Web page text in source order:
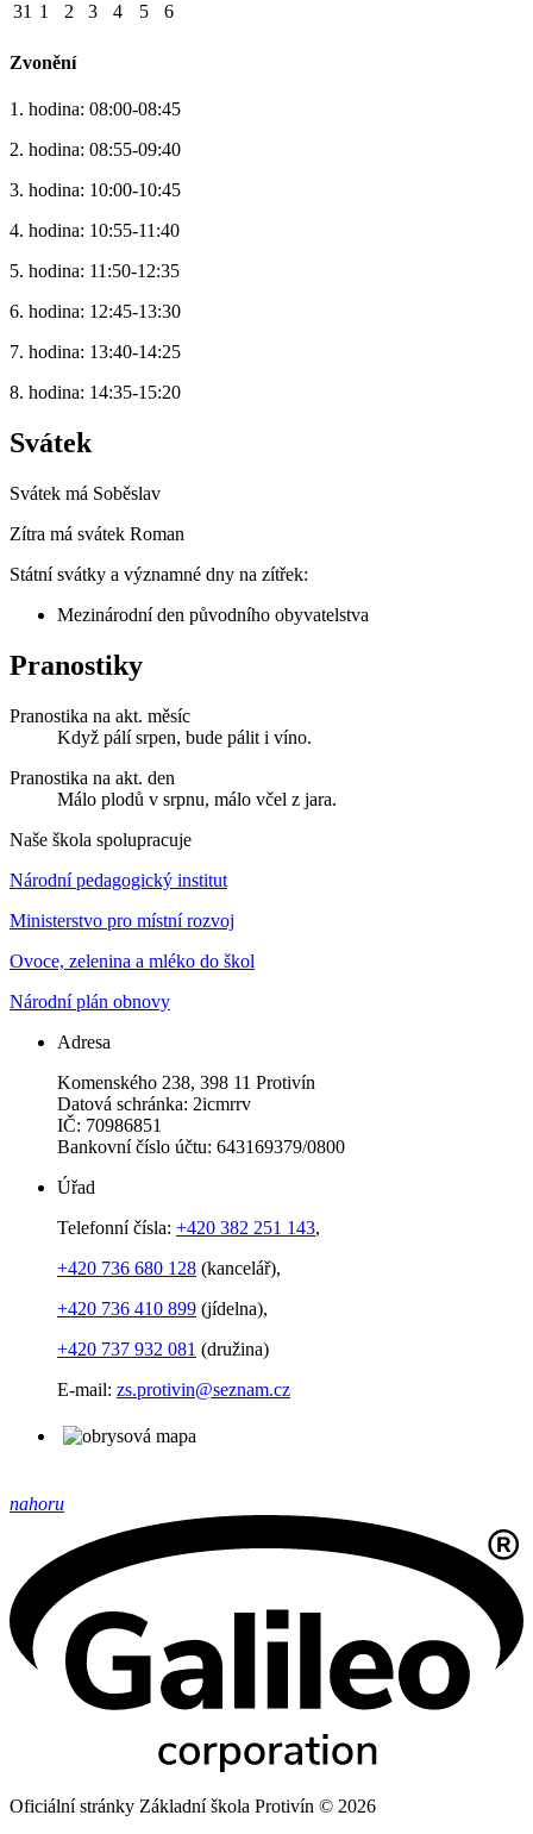
31 1 2 3 4 5 6
Zvonění
1. hodina: 08:00-08:45
2. hodina: 08:55-09:40
3. hodina: 10:00-10:45
4. hodina: 10:55-11:40
5. hodina: 11:50-12:35
6. hodina: 12:45-13:30
7. hodina: 13:40-14:25
8. hodina: 14:35-15:20
Svátek
Svátek má Soběslav
Zítra má svátek Roman
Státní svátky a významné dny na zítřek:
Mezinárodní den původního obyvatelstva
Pranostiky
Pranostika na akt. měsíc
Když pálí srpen, bude pálit i víno.
Pranostika na akt. den
Málo plodů v srpnu, málo včel z jara.
Naše škola spolupracuje
Národní pedagogický institut
Ministerstvo pro místní rozvoj
Ovoce, zelenina a mléko do škol
Národní plán obnovy
Adresa
Komenského 238, 398 11 Protivín
Datová schránka: 2icmrrv
IČ: 70986851
Bankovní číslo účtu: 643169379/0800
Úřad
Telefonní čísla: +420 382 251 143,
+420 736 680 128 (kancelář),
+420 736 410 899 (jídelna),
+420 737 932 081 (družina)
E-mail: zs.protivin@seznam.cz
nahoru
Oficiální stránky Základní škola Protivín © 2026